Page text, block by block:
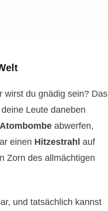
wirst du gnädig sein? Das
Leute daneben
Atombombe abwerfen,
einen Hitzestrahl auf
Zorn des allmächtigen
und tatsächlich kannst